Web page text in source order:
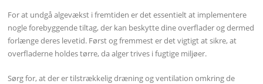
For at undgå algevækst i fremtiden er det essentielt at implementere
nogle forebyggende tiltag, der kan beskytte dine overflader og dermed
forlænge deres levetid. Først og fremmest er det vigtigt at sikre, at
overfladerne holdes tørre, da alger trives i fugtige miljøer.
Sørg for, at der er tilstrækkelig dræning og ventilation omkring de